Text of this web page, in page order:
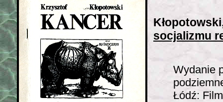
socjalizmu
Wydanie
Łódź: